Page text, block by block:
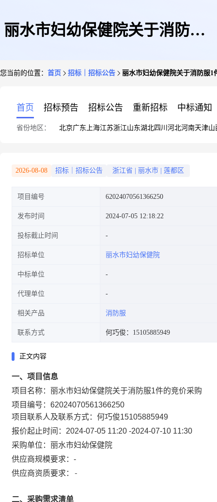
丽水市妇幼保健院关于消防服1
您当前的位置： 首页 招标｜招标公告 丽水市妇幼保健院关于消防服1
首页 招标预告 招标公告 重新招标 中标通知
省份地区： 北京广东 上海江苏浙江山东湖北四川 河北河南天津山
2026-08-08 招标｜招标公告 浙江省 丽水市 莲都区
项目编号 62024070561366250
发布时间 2024-07-05 12:18:22
投标截止时间
招标单位 丽水市妇幼保健院
中标单位
代理单位
相关产品 消防服
联系方式 何巧俊：15105885949
正文内容
一、项目信息
项目名称： 丽水市妇幼保健院关于消防服1件的竞价采购
项目编号： 62024070561366250
项目联系人及联系方式： 何巧俊15105885949
报价起止时间： 2024-07-05 11:20 -2024-07-10 11:30
采购单位： 丽水市妇幼保健院
供应商规模要求： -
供应商资质要求：
-
二、采购需求清单